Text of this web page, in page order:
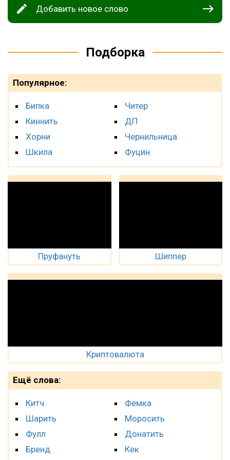
Добавить новое слово
Подборка
Популярное:
Бипка
Киннить
Хорни
Шкила
Читер
ДП
Чернильница
Фуцин
Пруфануть Шиппер
Криптовалюта
Ещё слова:
Китч
Шарить
Фулл
Бренд
Фемка
Моросить
Донатить
Кек